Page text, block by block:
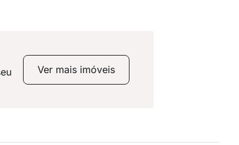
Ver mais imóveis